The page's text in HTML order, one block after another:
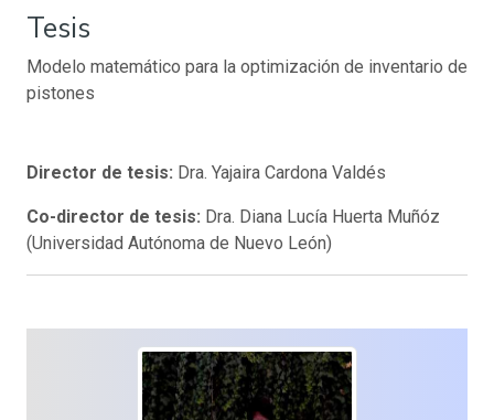
Tesis
Modelo matemático para la optimización de inventario de
pistones
Director de tesis: Dra. Yajaira Cardona Valdés
Co-director de tesis: Dra. Diana Lucía Huerta Muñóz
(Universidad Autónoma de Nuevo León)